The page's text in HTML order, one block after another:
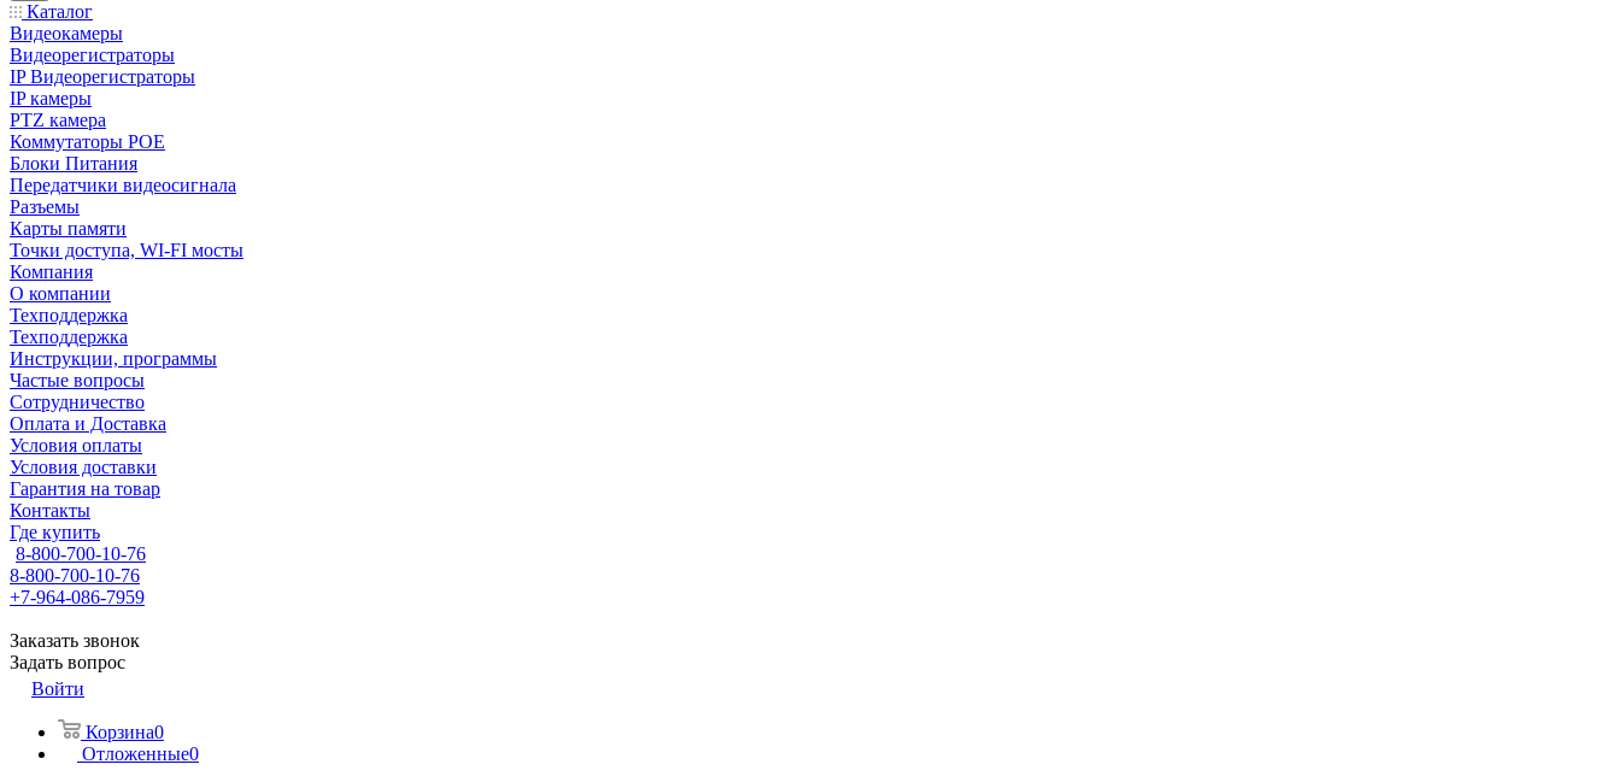
Каталог
Видеокамеры
Видеорегистраторы
IP Видеорегистраторы
IP камеры
PTZ камера
Коммутаторы POE
Блоки Питания
Передатчики видеосигнала
Разъемы
Карты памяти
Точки доступа, WI-FI мосты
Компания
О компании
Техподдержка
Техподдержка
Инструкции, программы
Частые вопросы
Сотрудничество
Оплата и Доставка
Условия оплаты
Условия доставки
Гарантия на товар
Контакты
Где купить
8-800-700-10-76
8-800-700-10-76
+7-964-086-7959
Заказать звонок
Задать вопрос
Войти
Корзина0
Отложенные0